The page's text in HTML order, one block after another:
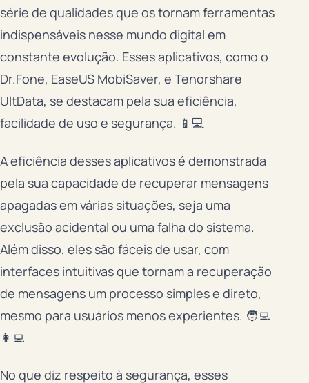
série de qualidades que os tornam ferramentas
indispensáveis nesse mundo digital em
constante evolução. Esses aplicativos, como o
Dr.Fone, EaseUS MobiSaver, e Tenorshare
UltData, se destacam pela sua eficiência,
facilidade de uso e segurança. 📱💻
A eficiência desses aplicativos é demonstrada
pela sua capacidade de recuperar mensagens
apagadas em várias situações, seja uma
exclusão acidental ou uma falha do sistema.
Além disso, eles são fáceis de usar, com
interfaces intuitivas que tornam a recuperação
de mensagens um processo simples e direto,
mesmo para usuários menos experientes. 🧑‍💻
👩‍💻
No que diz respeito à segurança, esses